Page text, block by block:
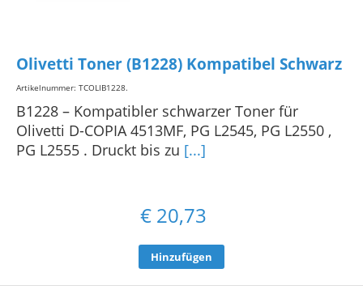
Olivetti Toner (B1228) Kompatibel Schwarz
Artikelnummer: TCOLIB1228.
B1228 – Kompatibler schwarzer Toner für
Olivetti D-COPIA 4513MF, PG L2545, PG L2550 ,
PG L2555 . Druckt bis zu [...]
€ 20,73
Hinzufügen